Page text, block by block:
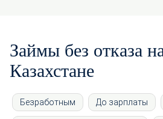
Займы без отказа
Казахстане
Безработным До зарплаты